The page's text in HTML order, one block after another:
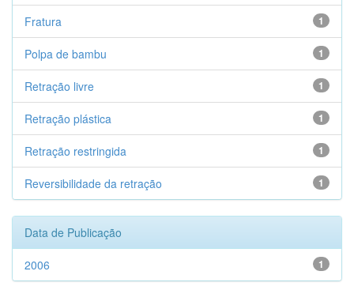
1
Fratura
1
Polpa de bambu
1
Retração livre
1
Retração plástica
1
Retração restringida
1
Reversibilidade da retração
Data de Publicação
1
2006